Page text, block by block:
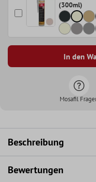
(300ml)
In den
Mosafil
Beschreibung
Bewertungen